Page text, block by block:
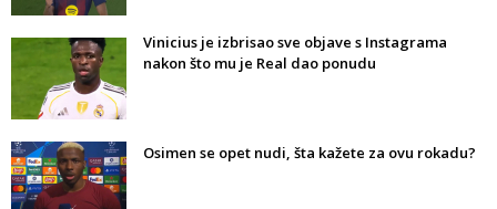
Vinicius je izbrisao sve objave s Instagrama
nakon što mu je Real dao ponudu
Osimen se opet nudi, šta kažete za ovu rokadu?